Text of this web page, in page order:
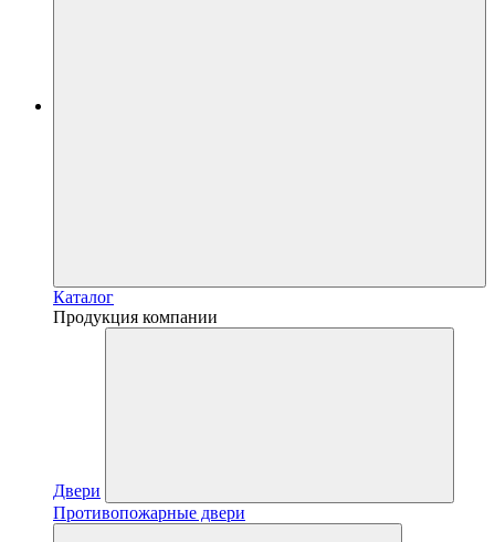
Каталог
Продукция компании
Двери
Противопожарные двери